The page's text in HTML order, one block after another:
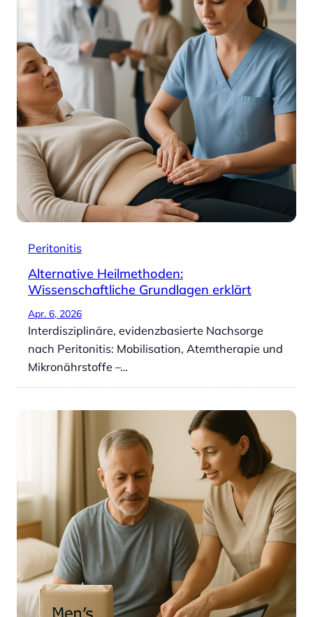
Peritonitis
Alternative Heilmethoden:
Wissenschaftliche Grundlagen erklärt
Apr. 6, 2026
Interdisziplinäre, evidenzbasierte Nachsorge
nach Peritonitis: Mobilisation, Atemtherapie und
Mikronährstoffe –…